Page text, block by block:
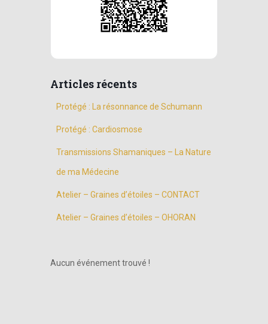
Articles récents
Protégé : La résonnance de Schumann
Protégé : Cardiosmose
Transmissions Shamaniques – La Nature
de ma Médecine
Atelier – Graines d’étoiles – CONTACT
Atelier – Graines d’étoiles – OHORAN
Aucun événement trouvé !